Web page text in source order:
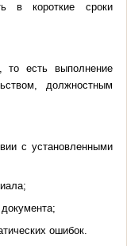
в короткие сроки
то есть выполнение
должностным
с установленными
ошибок.